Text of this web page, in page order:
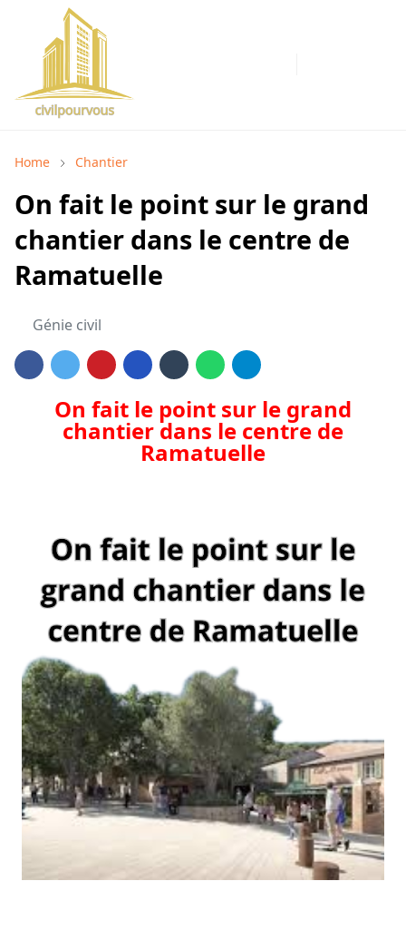
Home Chantier
On fait le point sur le grand
chantier dans le centre de
Ramatuelle
Génie civil
On fait le point sur le grand
chantier dans le centre de
Ramatuelle